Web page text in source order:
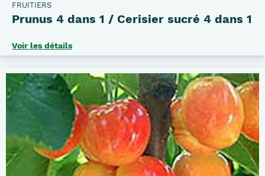
FRUITIERS
Prunus 4 dans 1 / Cerisier sucré 4 dans 1
Voir les détails